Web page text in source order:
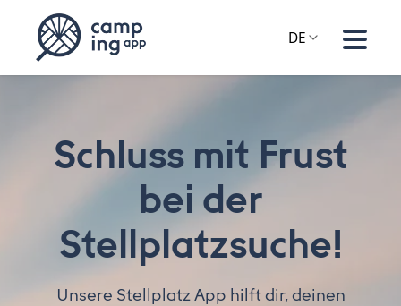
DE
Schluss mit Frust
bei der
Stellplatzsuche!
Unsere Stellplatz App hilft dir, deinen